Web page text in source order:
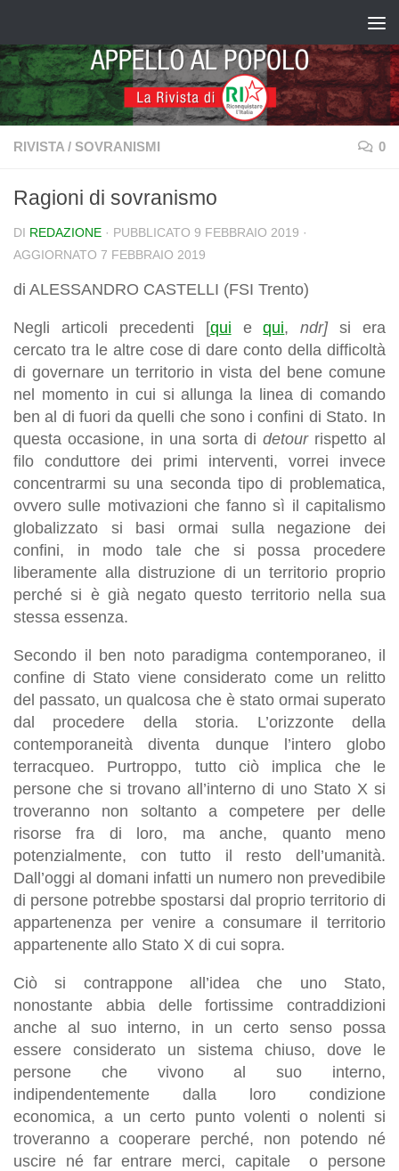
RIVISTA / SOVRANISMI 0
Ragioni di sovranismo
DI REDAZIONE · PUBBLICATO 9 FEBBRAIO 2019 ·
AGGIORNATO 7 FEBBRAIO 2019
di ALESSANDRO CASTELLI (FSI Trento)
Negli articoli precedenti [qui equi,ndr]si era
cercato tra le altre cose di dare conto della difficoltà
di governare un territorio in vista del bene comune
nel momento in cui si allunga la linea di comando
ben al di fuori da quelli che sono i confini di Stato. In
questa occasione, in una sorta di detourrispetto al
filo conduttore dei primi interventi, vorrei invece
concentrarmi su una seconda tipo di problematica,
ovvero sulle motivazioni che fanno sì il capitalismo
globalizzato si basi ormai sulla negazione dei
confini, in modo tale che si possa procedere
liberamente alla distruzione di un territorio proprio
perché si è già negato questo territorio nella sua
stessa essenza.
Secondo il ben noto paradigma contemporaneo, il
confine di Stato viene considerato come un relitto
del passato, un qualcosa che è stato ormai superato
dal procedere della storia. L’orizzonte della
contemporaneità diventa dunque l’intero globo
terracqueo. Purtroppo, tutto ciò implica che le
persone che si trovano all’interno di uno Stato X si
troveranno non soltanto a competere per delle
risorse fra di loro, ma anche, quanto meno
potenzialmente, con tutto il resto dell’umanità.
Dall’oggi al domani infatti un numero non prevedibile
di persone potrebbe spostarsi dal proprio territorio di
appartenenza per venire a consumare il territorio
appartenente allo Stato X di cui sopra.
Ciò si contrappone all’idea che uno Stato,
nonostante abbia delle fortissime contraddizioni
anche al suo interno, in un certo senso possa
essere considerato un sistema chiuso, dove le
persone che vivono al suo interno,
indipendentemente dalla loro condizione
economica, a un certo punto volenti o nolenti si
troveranno a cooperare perché, non potendo né
uscire né far entrare merci, capitale o persone